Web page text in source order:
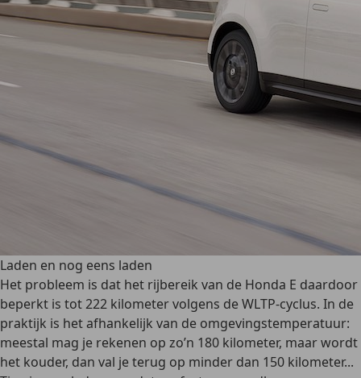
Laden en nog eens laden
Het probleem is dat het rijbereik van de Honda E daardoor
beperkt is tot 222 kilometer volgens de WLTP-cyclus. In de
praktijk is het afhankelijk van de omgevingstemperatuur:
meestal mag je rekenen op zo’n 180 kilometer, maar wordt
het kouder, dan val je terug op minder dan 150 kilometer...